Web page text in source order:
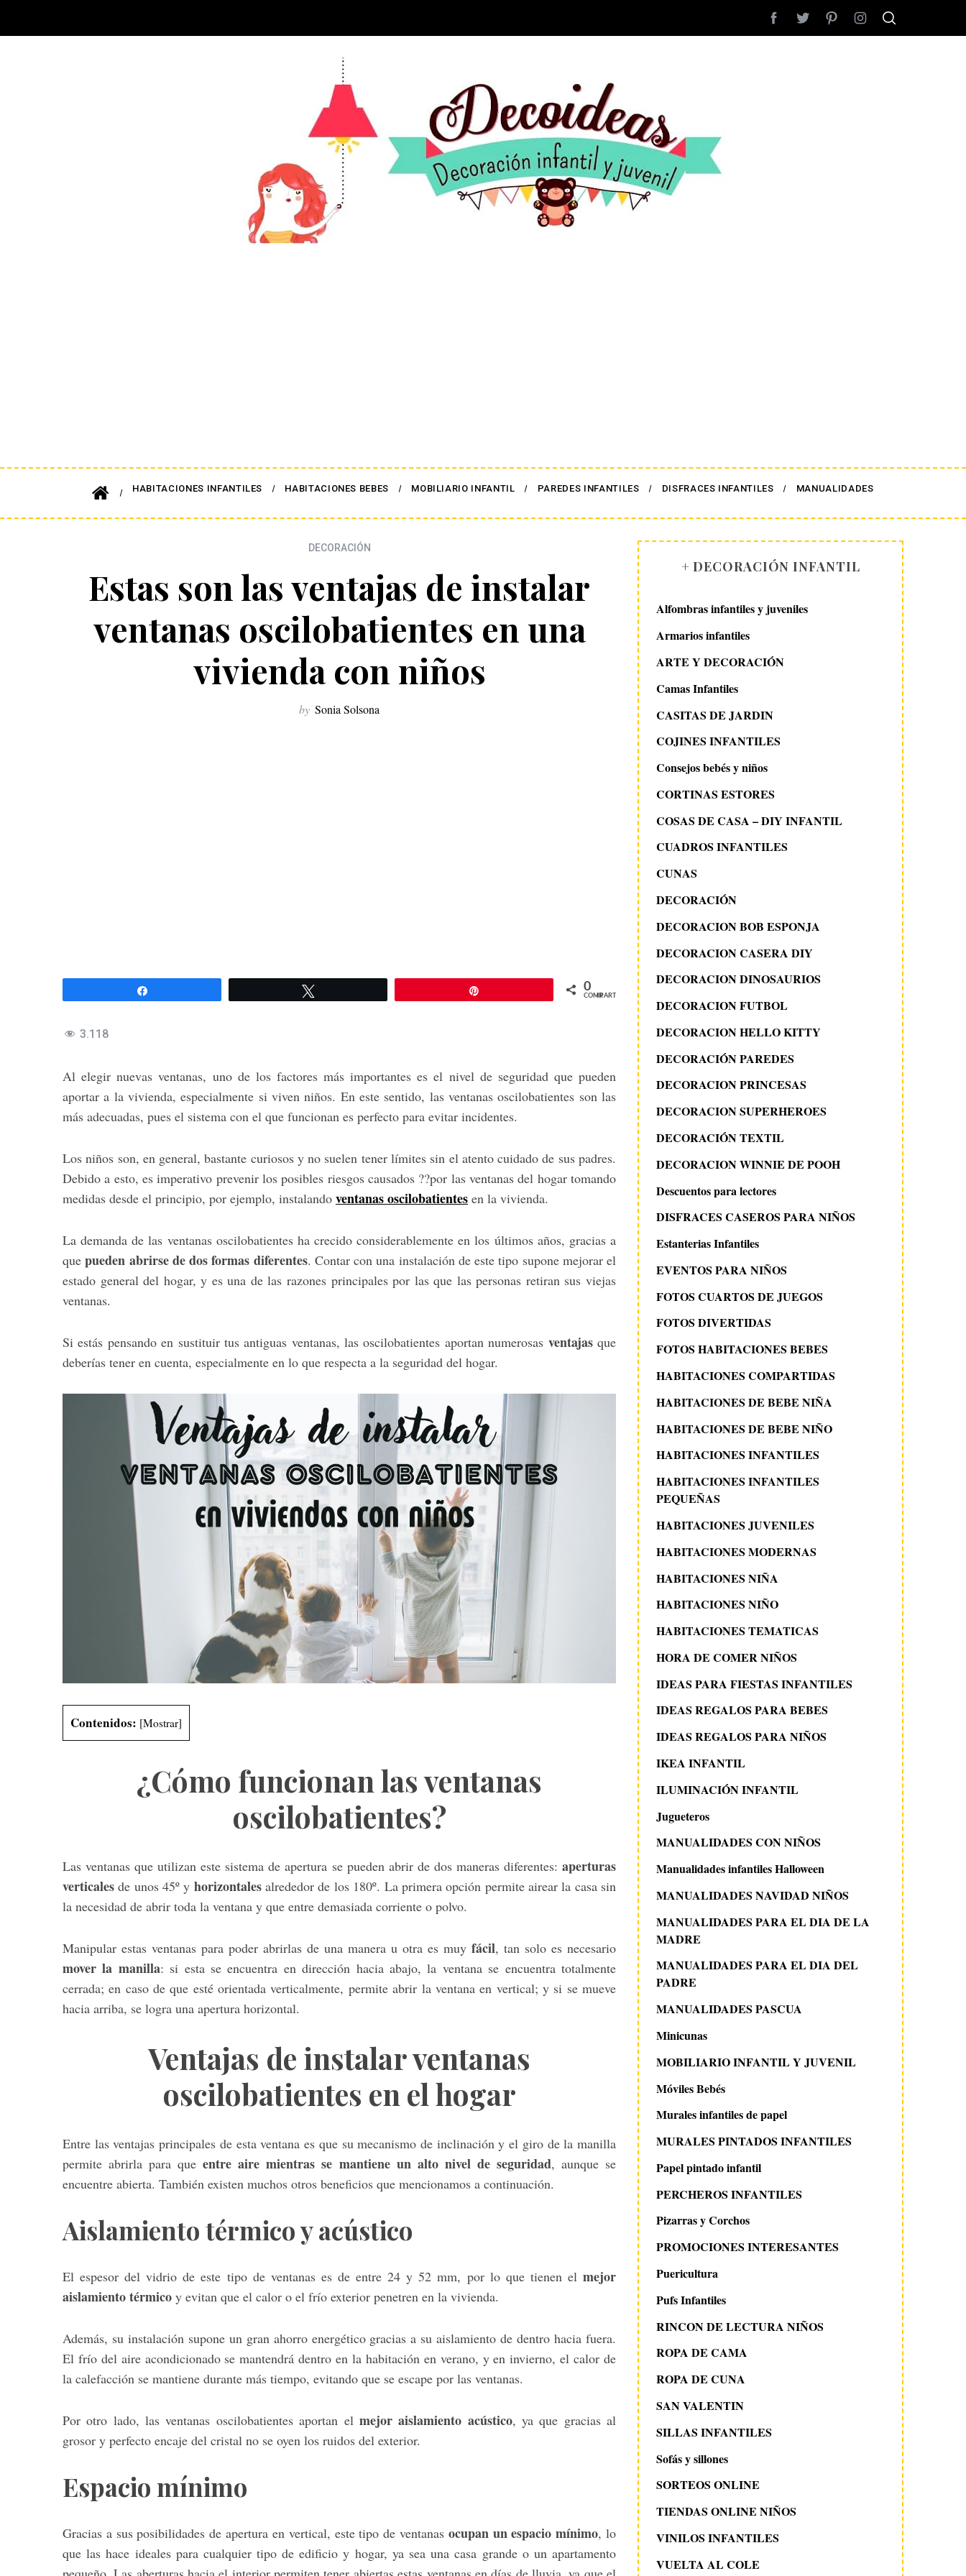
HABITACIONES INFANTILES HABITACIONES BEBES MOBILIARIO INFANTIL PAREDES INFANTILES DISFRACES INFANTILES MANUALIDADES
DECORACIÓN
Estas son las ventajas de instalar
ventanas oscilobatientes en una
vivienda con niños
by Sonia Solsona
0
COMPARTIR
3.118
Al elegir nuevas ventanas, uno de los factores más importantes es el nivel de seguridad que pueden
aportar a la vivienda, especialmente si viven niños. En este sentido, las ventanas oscilobatientes son las
más adecuadas, pues el sistema con el que funcionan es perfecto para evitar incidentes.
Los niños son, en general, bastante curiosos y no suelen tener límites sin el atento cuidado de sus padres.
Debido a esto, es imperativo prevenir los posibles riesgos causados ??por las ventanas del hogar tomando
medidas desde el principio, por ejemplo, instalando ventanas oscilobatientes en la vivienda.
La demanda de las ventanas oscilobatientes ha crecido considerablemente en los últimos años, gracias a
quepueden abrirse de dos formas diferentes. Contar con una instalación de este tipo supone mejorar el
estado general del hogar, y es una de las razones principales por las que las personas retiran sus viejas
ventanas.
Si estás pensando en sustituir tus antiguas ventanas, las oscilobatientes aportan numerosas ventajasque
deberías tener en cuenta, especialmente en lo que respecta a la seguridad del hogar.
Contenidos: [Mostrar]
¿Cómo funcionan las ventanas
oscilobatientes?
Las ventanas que utilizan este sistema de apertura se pueden abrir de dos maneras diferentes: aperturas
verticalesde unos 45º y horizontalesalrededor de los 180º. La primera opción permite airear la casa sin
la necesidad de abrir toda la ventana y que entre demasiada corriente o polvo.
Manipular estas ventanas para poder abrirlas de una manera u otra es muy fácil, tan solo es necesario
mover la manilla: si esta se encuentra en dirección hacia abajo, la ventana se encuentra totalmente
cerrada; en caso de que esté orientada verticalmente, permite abrir la ventana en vertical; y si se mueve
hacia arriba, se logra una apertura horizontal.
Ventajas de instalar ventanas
oscilobatientes en el hogar
Entre las ventajas principales de esta ventana es que su mecanismo de inclinación y el giro de la manilla
permite abrirla para que entre aire mientras se mantiene un alto nivel de seguridad, aunque se
encuentre abierta. También existen muchos otros beneficios que mencionamos a continuación.
Aislamiento térmico y acústico
El espesor del vidrio de este tipo de ventanas es de entre 24 y 52 mm, por lo que tienen el mejor
aislamiento térmico y evitan que el calor o el frío exterior penetren en la vivienda.
Además, su instalación supone un gran ahorro energético gracias a su aislamiento de dentro hacia fuera.
El frío del aire acondicionado se mantendrá dentro en la habitación en verano, y en invierno, el calor de
la calefacción se mantiene durante más tiempo, evitando que se escape por las ventanas.
Por otro lado, las ventanas oscilobatientes aportan el mejor aislamiento acústico, ya que gracias al
grosor y perfecto encaje del cristal no se oyen los ruidos del exterior.
Espacio mínimo
Gracias a sus posibilidades de apertura en vertical, este tipo de ventanas ocupan un espacio mínimo, lo
que las hace ideales para cualquier tipo de edificio y hogar, ya sea una casa grande o un apartamento
+ DECORACIÓN INFANTIL
Alfombras infantiles y juveniles
Armarios infantiles
ARTE Y DECORACIÓN
Camas Infantiles
CASITAS DE JARDIN
COJINES INFANTILES
Consejos bebés y niños
CORTINAS ESTORES
COSAS DE CASA – DIY INFANTIL
CUADROS INFANTILES
CUNAS
DECORACIÓN
DECORACION BOB ESPONJA
DECORACION CASERA DIY
DECORACION DINOSAURIOS
DECORACION FUTBOL
DECORACION HELLO KITTY
DECORACIÓN PAREDES
DECORACION PRINCESAS
DECORACION SUPERHEROES
DECORACIÓN TEXTIL
DECORACION WINNIE DE POOH
Descuentos para lectores
DISFRACES CASEROS PARA NIÑOS
Estanterias Infantiles
EVENTOS PARA NIÑOS
FOTOS CUARTOS DE JUEGOS
FOTOS DIVERTIDAS
FOTOS HABITACIONES BEBES
HABITACIONES COMPARTIDAS
HABITACIONES DE BEBE NIÑA
HABITACIONES DE BEBE NIÑO
HABITACIONES INFANTILES
HABITACIONES INFANTILES
PEQUEÑAS
HABITACIONES JUVENILES
HABITACIONES MODERNAS
HABITACIONES NIÑA
HABITACIONES NIÑO
HABITACIONES TEMATICAS
HORA DE COMER NIÑOS
IDEAS PARA FIESTAS INFANTILES
IDEAS REGALOS PARA BEBES
IDEAS REGALOS PARA NIÑOS
IKEA INFANTIL
ILUMINACIÓN INFANTIL
Jugueteros
MANUALIDADES CON NIÑOS
Manualidades infantiles Halloween
MANUALIDADES NAVIDAD NIÑOS
MANUALIDADES PARA EL DIA DE LA
MADRE
MANUALIDADES PARA EL DIA DEL
PADRE
MANUALIDADES PASCUA
Minicunas
MOBILIARIO INFANTIL Y JUVENIL
Móviles Bebés
Murales infantiles de papel
MURALES PINTADOS INFANTILES
Papel pintado infantil
PERCHEROS INFANTILES
Pizarras y Corchos
PROMOCIONES INTERESANTES
Puericultura
Pufs Infantiles
RINCON DE LECTURA NIÑOS
ROPA DE CAMA
ROPA DE CUNA
SAN VALENTIN
SILLAS INFANTILES
Sofás y sillones
SORTEOS ONLINE
TIENDAS ONLINE NIÑOS
VINILOS INFANTILES
VUELTA AL COLE
S
a
o
r